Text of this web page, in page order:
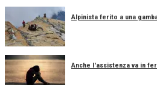
Alpinista ferito a una
Anche l'assistenza va in